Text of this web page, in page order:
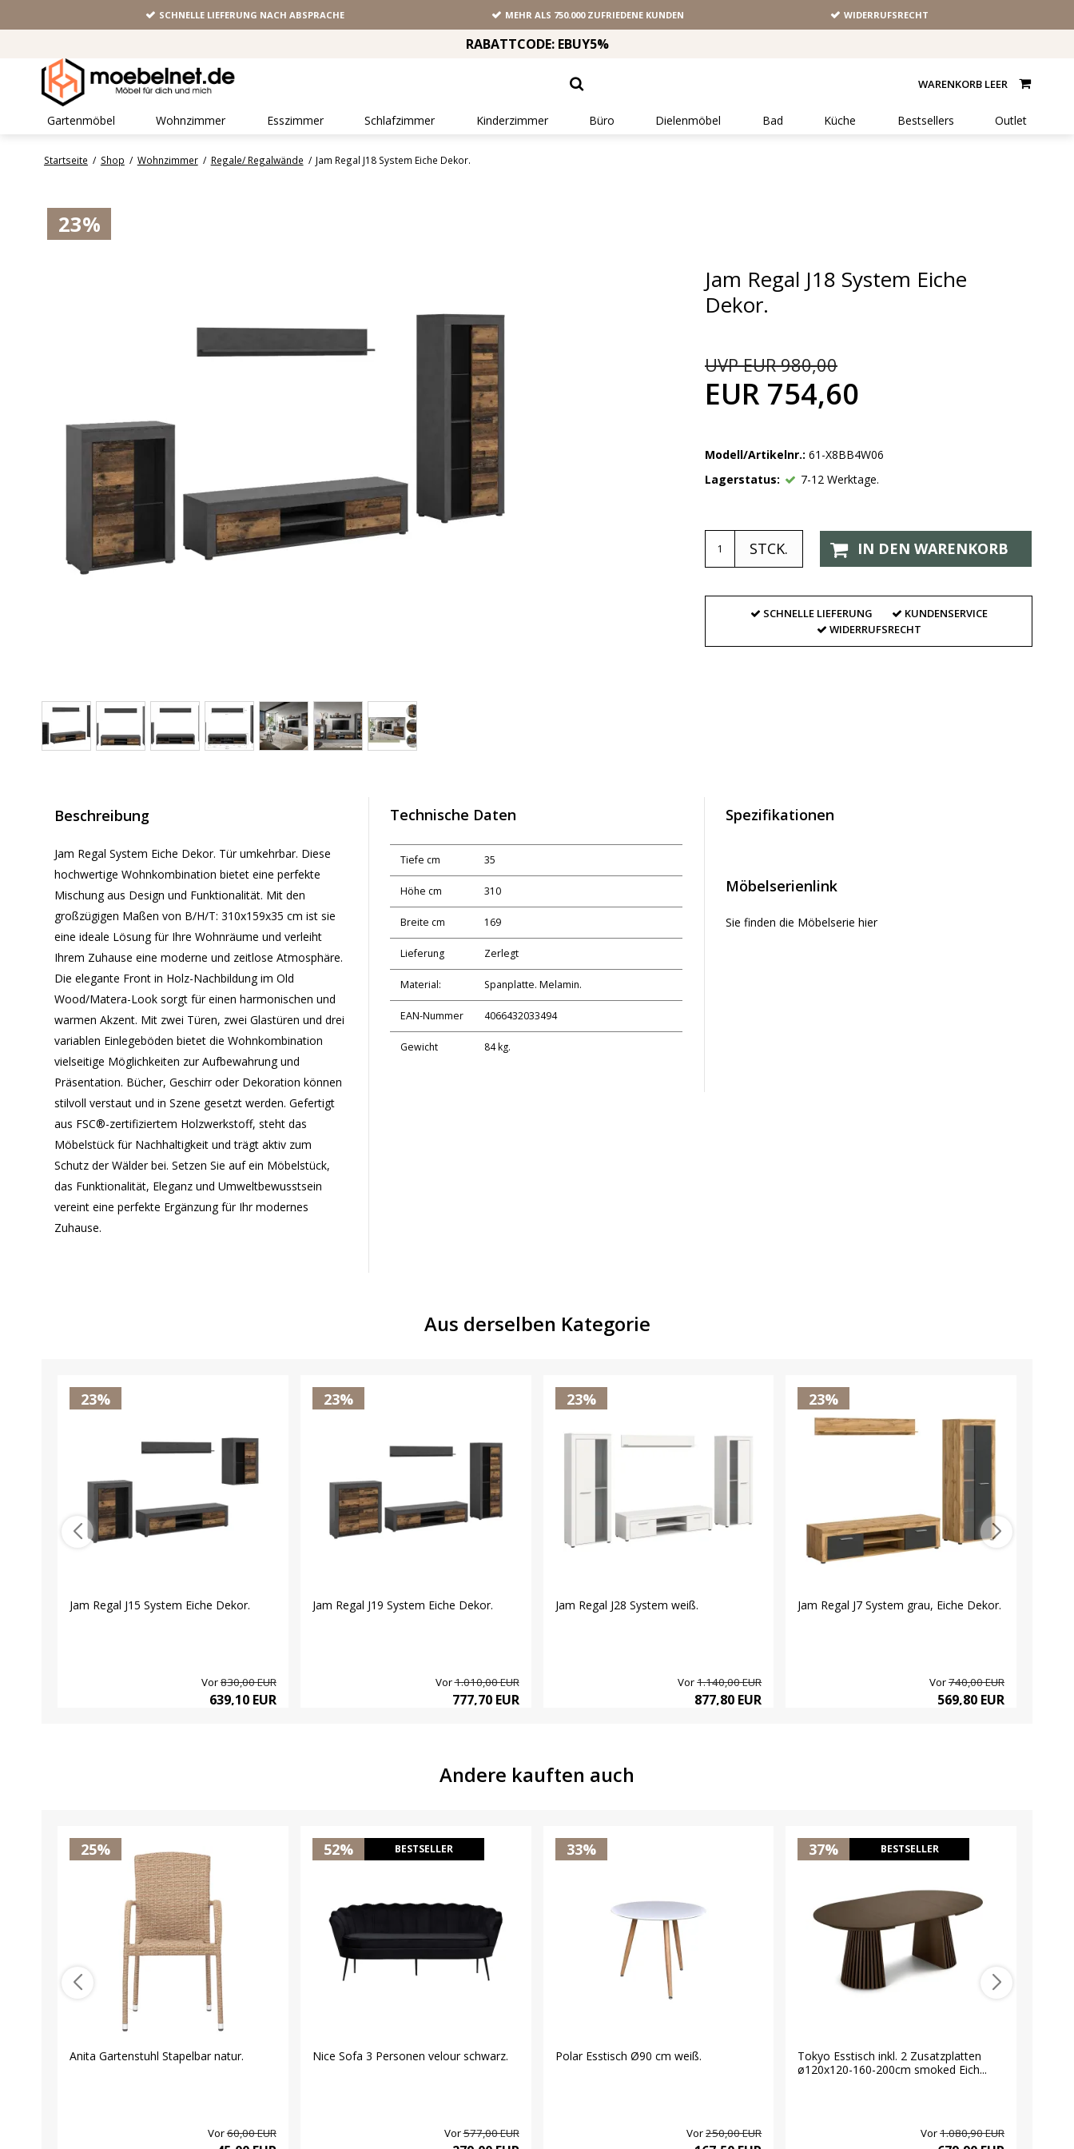
SCHNELLE LIEFERUNG NACH ABSPRACHE MEHR ALS 750.000 ZUFRIEDENE KUNDEN WIDERRUFSRECHT
RABATTCODE: EBUY5%
WARENKORB LEER
Gartenmöbel Wohnzimmer Esszimmer Schlafzimmer Kinderzimmer Büro Dielenmöbel Bad Küche Bestsellers Outlet
Startseite / Shop / Wohnzimmer / Regale/ Regalwände / Jam Regal J18 System Eiche Dekor.
23%
Jam Regal J18 System Eiche
Dekor.
EUR 754,60
UVP EUR 980,00
Modell/Artikelnr.: 61-X8BB4W06
Lagerstatus:
7-12 Werktage.
STCK. IN DEN WARENKORB
SCHNELLE LIEFERUNG
KUNDENSERVICE
WIDERRUFSRECHT
Beschreibung
Jam Regal System Eiche Dekor. Tür umkehrbar. Diese
hochwertige Wohnkombination bietet eine perfekte
Mischung aus Design und Funktionalität. Mit den
großzügigen Maßen von B/H/T: 310x159x35 cm ist sie
eine ideale Lösung für Ihre Wohnräume und verleiht
Ihrem Zuhause eine moderne und zeitlose Atmosphäre.
Die elegante Front in Holz-Nachbildung im Old
Wood/Matera-Look sorgt für einen harmonischen und
warmen Akzent. Mit zwei Türen, zwei Glastüren und drei
variablen Einlegeböden bietet die Wohnkombination
vielseitige Möglichkeiten zur Aufbewahrung und
Präsentation. Bücher, Geschirr oder Dekoration können
stilvoll verstaut und in Szene gesetzt werden. Gefertigt
aus FSC®-zertifiziertem Holzwerkstoff, steht das
Möbelstück für Nachhaltigkeit und trägt aktiv zum
Schutz der Wälder bei. Setzen Sie auf ein Möbelstück,
das Funktionalität, Eleganz und Umweltbewusstsein
vereint eine perfekte Ergänzung für Ihr modernes
Zuhause.
Technische Daten
Tiefe cm 35
Höhe cm 310
Breite cm 169
Lieferung Zerlegt
Material: Spanplatte. Melamin.
EAN-Nummer 4066432033494
Gewicht 84 kg.
Spezifikationen
Möbelserienlink
Sie finden die Möbelserie hier
Aus derselben Kategorie
23%
Jam Regal J15 System Eiche Dekor.
Vor830,00 EUR
639,10 EUR
23%
Jam Regal J19 System Eiche Dekor.
Vor1.010,00 EUR
777,70 EUR
23%
Jam Regal J28 System weiß.
Vor1.140,00 EUR
877,80 EUR
23%
Jam Regal J7 System grau, Eiche Dekor.
Vor740,00 EUR
569,80 EUR
Andere kauften auch
25%
Anita Gartenstuhl Stapelbar natur.
Vor60,00 EUR
52% BESTSELLER
Nice Sofa 3 Personen velour schwarz.
Vor577,00 EUR
33%
Polar Esstisch Ø90 cm weiß.
Vor250,00 EUR
37% BESTSELLER
Tokyo Esstisch inkl. 2 Zusatzplatten
ø120x120-160-200cm smoked Eich...
Vor1.080,90 EUR